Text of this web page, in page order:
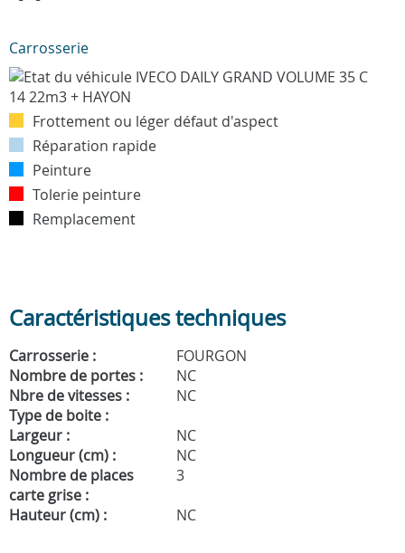
Carrosserie
Frottement ou léger défaut d'aspect
Réparation rapide
Peinture
Tolerie peinture
Remplacement
Caractéristiques techniques
Carrosserie :
FOURGON
Nombre de portes :
NC
Nbre de vitesses :
NC
Type de boite :
Largeur :
NC
Longueur (cm) :
NC
Nombre de places
carte grise :
3
Hauteur (cm) :
NC